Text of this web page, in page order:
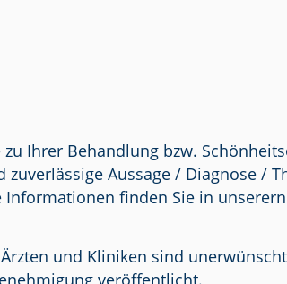
Ihrer Behandlung bzw.
Aussage / Diagnose /
finden Sie in unserern
und Kliniken sind
veröffentlicht.